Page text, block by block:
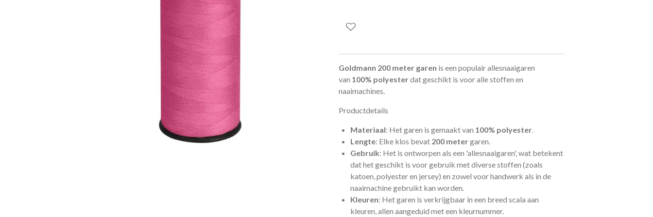
Goldmann 200 meter garen is een populair allesnaaigaren
van 100% polyesterdat geschikt is voor alle stoffen en
naaimachines.
Productdetails
Materiaal: Het garen is gemaakt van 100% polyester
Lengte: Elke klos bevat 200 metergaren.
Gebruik: Het is ontworpen als een 'allesnaaigaren', wat betekent
dat het geschikt is voor gebruik met diverse stoffen (zoals
katoen, polyester en jersey) en zowel voor handwerk als in de
naaimachine gebruikt kan worden.
Kleuren: Het garen is verkrijgbaar in een breed scala aan
kleuren, allen aangeduid met een kleurnummer.